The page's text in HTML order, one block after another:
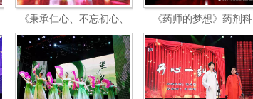
《秉承仁心、不忘初心、
谱写大爱之歌》诗朗诵组
合
《药师的梦想》药剂科